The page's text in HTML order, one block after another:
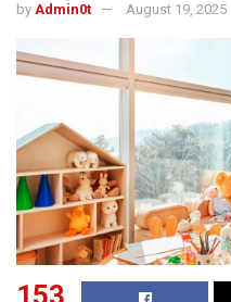
by Admin0t August 19, 2025